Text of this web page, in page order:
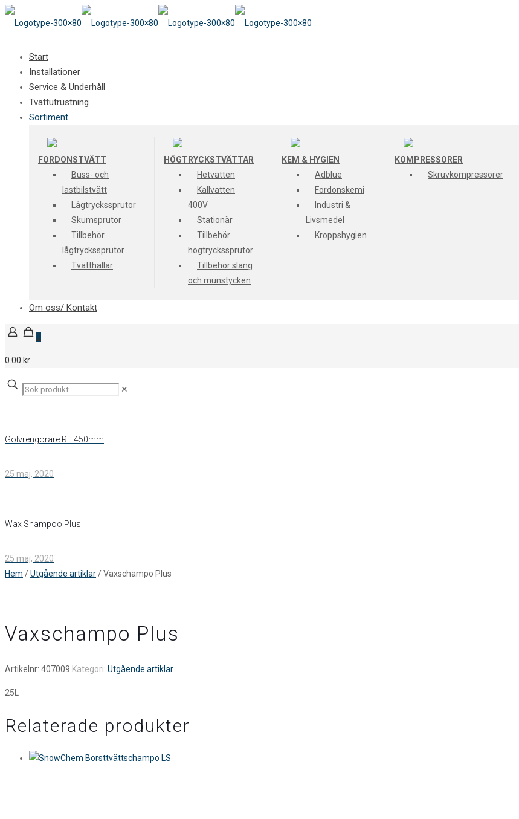
Start
Installationer
Service & Underhåll
Tvättutrustning
Sortiment
FORDONSTVÄTT
Buss- och
lastbilstvätt
Lågtryckssprutor
Skumsprutor
Tillbehör
lågtryckssprutor
Tvätthallar
HÖGTRYCKSTVÄTTAR
Hetvatten
Kallvatten
400V
Stationär
Tillbehör
högtryckssprutor
Tillbehör slang
och munstycken
KEM & HYGIEN
Adblue
Fordonskemi
Industri &
Livsmedel
Kroppshygien
KOMPRESSORER
Skruvkompressorer
Om oss/ Kontakt
0
0.00 kr
✕
Golvrengörare RF 450mm
25 maj, 2020
Wax Shampoo Plus
25 maj, 2020
Hem /Utgående artiklar/ Vaxschampo Plus
Vaxschampo Plus
Artikelnr: 407009 Kategori: Utgående artiklar
25L
Relaterade produkter